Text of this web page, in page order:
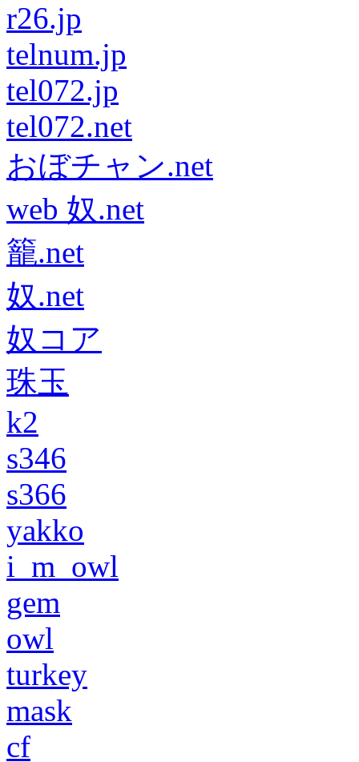
r26.jp
telnum.jp
tel072.jp
tel072.net
おぼチャン.net
web 奴.net
籠.net
奴.net
奴コア
珠玉
k2
s346
s366
yakko
i_m_owl
gem
owl
turkey
mask
cf